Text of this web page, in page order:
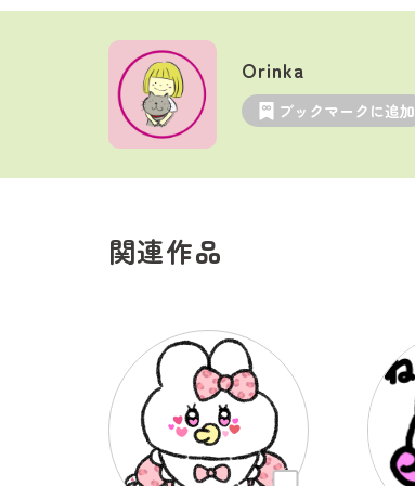
Orinka
ブックマークに追加
関連作品